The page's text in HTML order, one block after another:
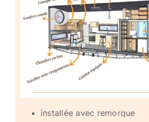
installée avec remorque